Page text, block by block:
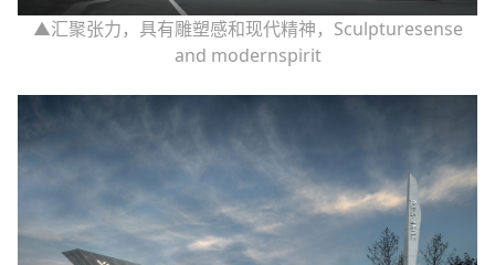
▲汇聚张力，具有雕塑感和现代精神，Sculpturesense
and modernspirit